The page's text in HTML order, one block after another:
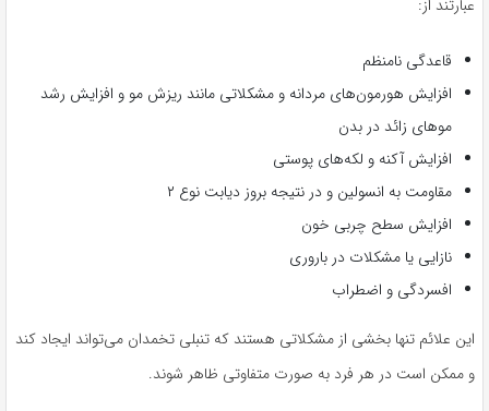
عبارتند از:
قاعدگی نامنظم
افزایش هورمون‌های مردانه و مشکلاتی مانند ریزش مو و افزایش رشد
موهای زائد در بدن
افزایش آکنه و لکه‌های پوستی
مقاومت به انسولین و در نتیجه بروز دیابت نوع ۲
افزایش سطح چربی خون
نازایی یا مشکلات در باروری
افسردگی و اضطراب
این علائم تنها بخشی از مشکلاتی هستند که تنبلی تخمدان می‌تواند ایجاد کند
و ممکن است در هر فرد به صورت متفاوتی ظاهر شوند.